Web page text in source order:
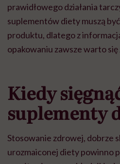
prawidłowego działania
suplementów diety muszą
produktu, dlatego z
opakowaniu zawsze warto się
Kiedy
suplementy
Stosowanie zdrowej, dobrze
urozmaiconej diety powinno